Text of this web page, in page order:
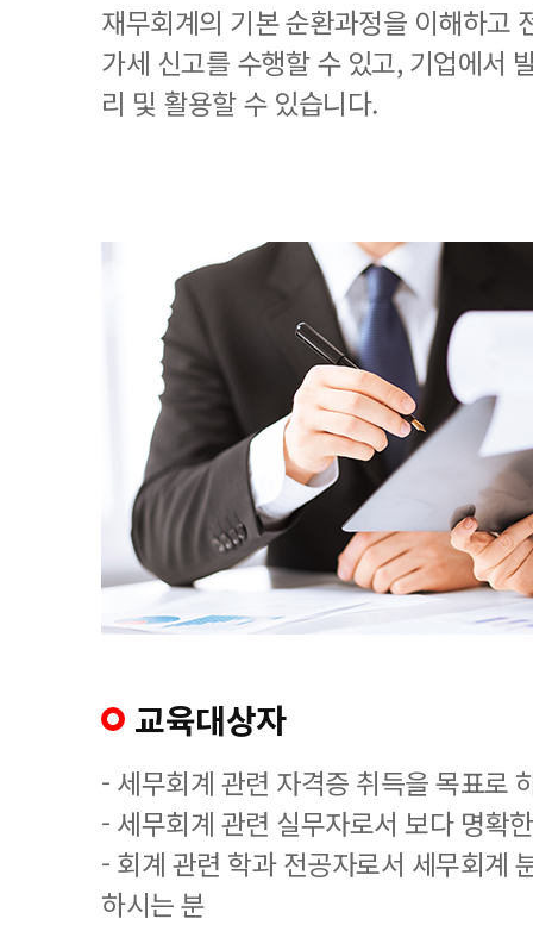
재무회계의 기본 순환과정을 이해하고
가세 신고를 수행할 수 있고, 기업에서
리 및 활용할 수 있습니다.
교육대상자
- 세무회계 관련 자격증 취득을 목표로
- 세무회계 관련 실무자로서 보다 명확
- 회계 관련 학과 전공자로서 세무회계
하시는 분